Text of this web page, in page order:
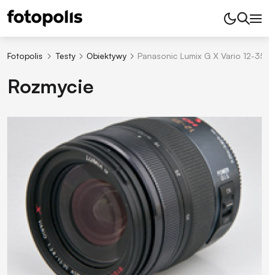
Fotopolis Testy Obiektywy Panasonic Lumix G X Vario 12-
Rozmycie